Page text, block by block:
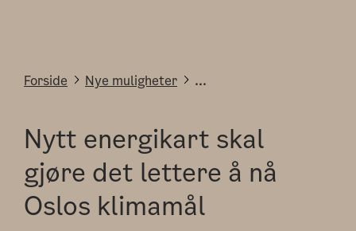
Forside Nye muligheter ...
Nytt energikart skal
gjøre det lettere å nå
Oslos klimamål